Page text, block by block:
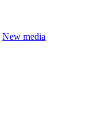
New media